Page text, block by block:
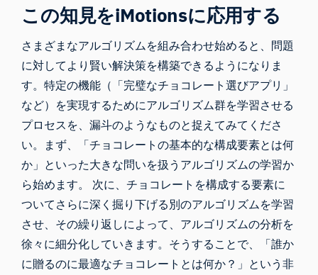
この知見をiMotionsに応用する
さまざまなアルゴリズムを組み合わせ始めると、問題
に対してより賢い解決策を構築できるようになりま
す。特定の機能（「完璧なチョコレート選びアプリ」
など）を実現するためにアルゴリズム群を学習させる
プロセスを、漏斗のようなものと捉えてみてくださ
い。まず、「チョコレートの基本的な構成要素とは何
か」といった大きな問いを扱うアルゴリズムの学習か
ら始めます。 次に、チョコレートを構成する要素に
ついてさらに深く掘り下げる別のアルゴリズムを学習
させ、その繰り返しによって、アルゴリズムの分析を
徐々に細分化していきます。そうすることで、「誰か
に贈るのに最適なチョコレートとは何か？」という非